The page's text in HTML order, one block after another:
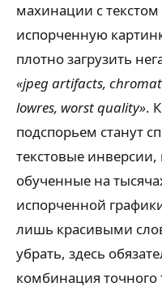
махинации с
испорченную
плотно загрузить
«jpeg artifacts,
lowres, worst quality».
подспорьем станут
текстовые
обученные на
испорченной
лишь красивыми
убрать, здесь
комбинация точного